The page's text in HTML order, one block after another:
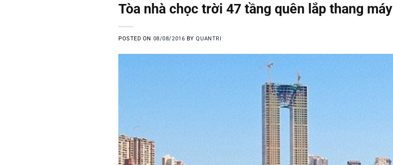
Tòa nhà chọc trời 47 tầng quên lắp thang máy
POSTED ON 08/08/2016 BYQUANTRI